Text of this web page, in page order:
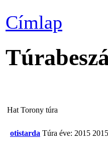
Címlap
Hat Torony túra
otistarda Túra éve: 2015